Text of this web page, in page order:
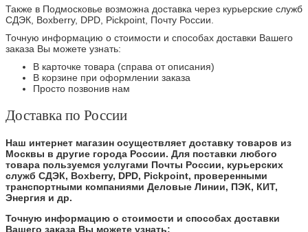
Также в Подмосковье возможна доставка через курьерские служб
СДЭК, Boxberry, DPD, Pickpoint, Почту России.
Точную информацию о стоимости и способах доставки Вашего
заказа Вы можете узнать:
В карточке товара (справа от описания)
В корзине при оформлении заказа
Просто позвонив нам
Доставка по России
Наш интернет магазин осуществляет доставку товаров из
Москвы в другие города России. Для поставки любого
товара пользуемся услугами Почты России, курьерских
служб СДЭК, Boxberry, DPD, Pickpoint, проверенными
транспортными компаниями Деловые Линии, ПЭК, КИТ,
Энергия и др.
Точную информацию о стоимости и способах доставки
Вашего заказа Вы можете узнать: